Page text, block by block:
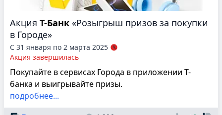
Акция Т-Банк «Розыгрыш призов за покупки
в Городе»
С 31 января по 2 марта 2025
Акция завершилась
Покупайте в сервисах Города в приложении Т-
банка и выигрывайте призы.
подробнее...